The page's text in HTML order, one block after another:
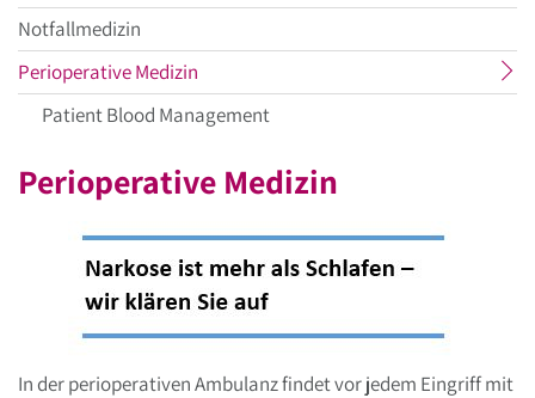
Notfallmedizin
Perioperative Medizin
Menüpunkt
Patient Blood Management
Perioperative Medizin
In der perioperativen Ambulanz findet vor jedem Eingriff mit